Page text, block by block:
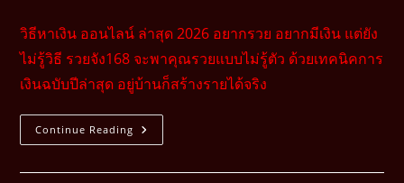
วิธีหาเงิน ออนไลน์ ล่าสุด 2026 อยากรวย อยากมีเงิน แต่ยัง
ไม่รู้วิธี รวยจัง168 จะพาคุณรวยแบบไม่รู้ตัว ด้วยเทคนิคการ
เงินฉบับปีล่าสุด อยู่บ้านก็สร้างรายได้จริง
Continue Reading